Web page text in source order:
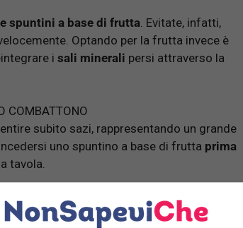
spuntini a base di frutta . Evitate, infatti,
Optando per la frutta invece è
i sali minerali persi attraverso la
COMBATTONO
subito sazi, rappresentando un grande
uno spuntino a base di frutta prima
tavola.